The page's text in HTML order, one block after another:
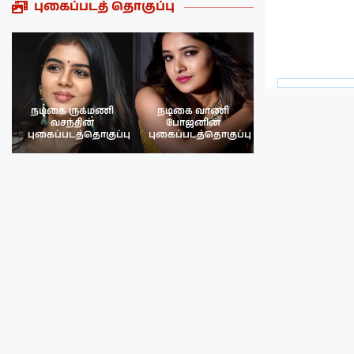
புகைப்படத் தொகுப்பு
நடிகை ருக்மணி
வசந்தின்
புகைப்படத்தொகுப்பு
நடிகை வாணி
போஜனின்
புகைப்படத்தொகுப்பு